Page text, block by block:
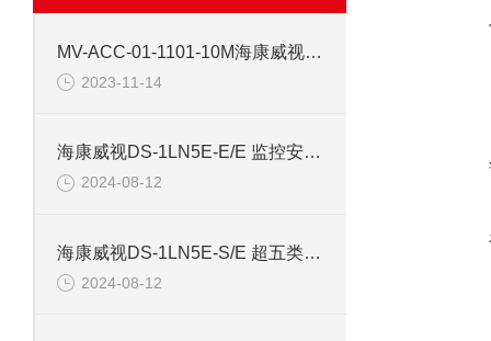
MV-ACC-01-1101-10M海康威视10米普柔网线
2023-11-14
海康威视DS-1LN5E-E/E 监控安防专用超五类网线
2024-08-12
海康威视DS-1LN5E-S/E 超五类监控安防网线
2024-08-12